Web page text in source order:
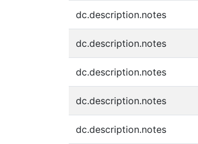
dc.description.notes
dc.description.notes
dc.description.notes
dc.description.notes
dc.description.notes